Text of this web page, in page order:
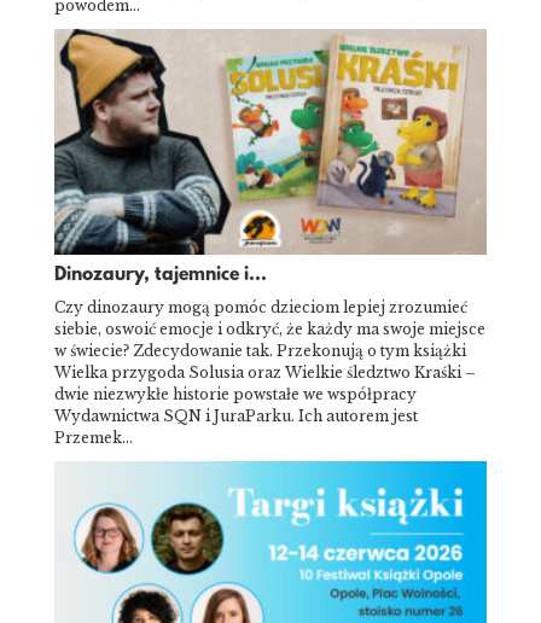
powodem…
Dinozaury, tajemnice i...
Czy dinozaury mogą pomóc dzieciom lepiej zrozumieć
siebie, oswoić emocje i odkryć, że każdy ma swoje miejsce
w świecie? Zdecydowanie tak. Przekonują o tym książki
Wielka przygoda Solusia oraz Wielkie śledztwo Kraśki –
dwie niezwykłe historie powstałe we współpracy
Wydawnictwa SQN i JuraParku. Ich autorem jest
Przemek…